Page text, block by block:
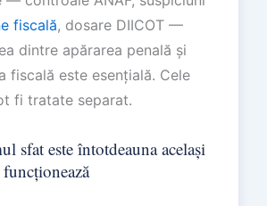
fiscală, dosare DIICOT —
dintre apărarea penală și
fiscală este esențială. Cele
fi tratate separat.
sfat este întotdeauna același